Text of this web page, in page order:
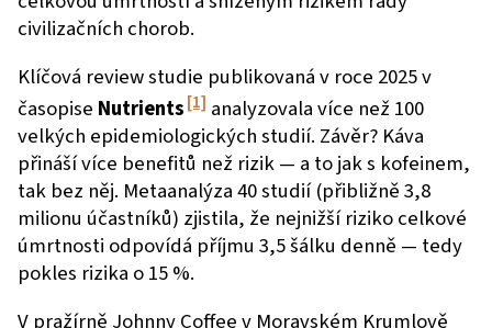
civilizačních chorob.
Klíčová review studie publikovaná v roce 2025 v
časopise Nutrients[1] analyzovala více než 100
velkých epidemiologických studií. Závěr? Káva
přináší více benefitů než rizik — a to jak s kofeinem,
tak bez něj. Metaanalýza 40 studií (přibližně 3,8
milionu účastníků) zjistila, že nejnižší riziko celkové
úmrtnosti odpovídá příjmu 3,5 šálku denně — tedy
pokles rizika o 15 %.
V pražírně Johnny Coffee v Moravském Krumlově